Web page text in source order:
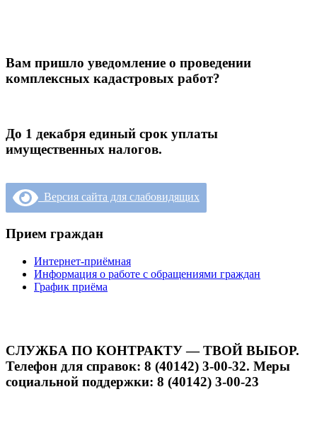
Вам пришло уведомление о проведении
комплексных кадастровых работ?
До 1 декабря единый срок уплаты
имущественных налогов.
Версия сайта для слабовидящих
Прием граждан
Интернет-приёмная
Информация о работе с обращениями граждан
График приёма
СЛУЖБА ПО КОНТРАКТУ — ТВОЙ ВЫБОР.
Телефон для справок: 8 (40142) 3-00-32. Меры
социальной поддержки: 8 (40142) 3-00-23